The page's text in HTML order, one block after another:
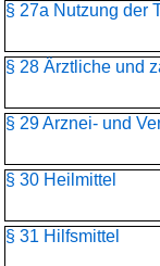
§ 27a Nutzung der
§ 28 Ärztliche und
§ 29 Arznei- und
§ 30 Heilmittel
§ 31 Hilfsmittel